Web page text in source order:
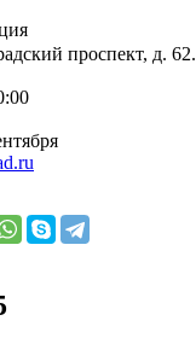
проспект, д. 62.